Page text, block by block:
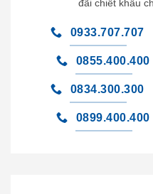
đãi chiết khấu
0933.707.707
0855.400.400
0834.300.300
0899.400.400